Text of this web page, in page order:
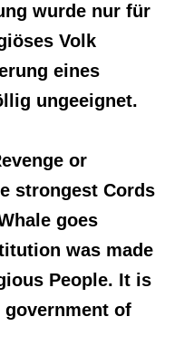
wurde nur für
Volk
eines
ungeeignet.
or
strongest Cords
goes
was made
People. It is
of